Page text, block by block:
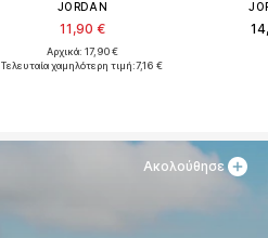
JORDAN
11,90 €
Αρχικά: 17,90 €
Τελευταία χαμηλότερη τιμή:7,16 €
Ακολούθησε